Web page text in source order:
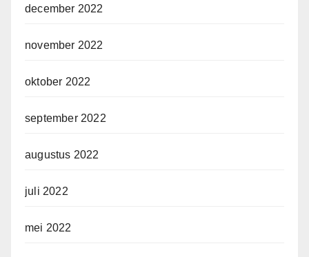
december 2022
november 2022
oktober 2022
september 2022
augustus 2022
juli 2022
mei 2022